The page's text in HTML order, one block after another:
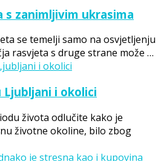
s zanimljivim ukrasima
se temelji samo na osvjetljenju
rasvjeta s druge strane može …
Ljubljani i okolici
života odlučite kako je
životne okoline, bilo zbog